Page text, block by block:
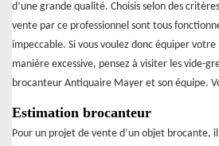
d’une grande qualité. Choisis selon des
vente par ce professionnel sont tous
impeccable. Si vous voulez donc équiper votre
manière excessive, pensez à visiter les vide-
brocanteur Antiquaire Mayer et son équipe.
Estimation brocanteur
Pour un projet de vente d’un objet brocante,